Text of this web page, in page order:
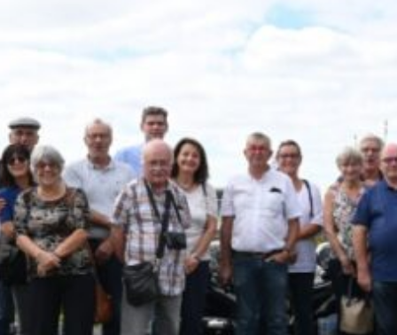
Les pièces
L’assurance
Liens
La traction
La Traction des
membres
Bibliographie
Présentation 7
Présentation 11